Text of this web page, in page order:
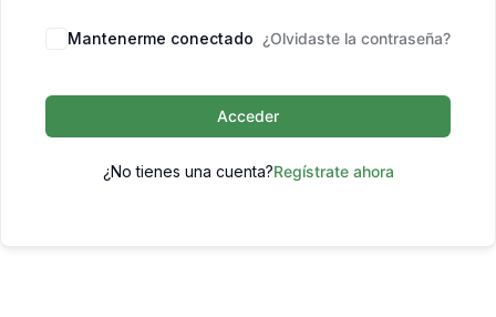
Mantenerme conectado ¿Olvidaste la contraseña?
Acceder
¿No tienes una cuenta?Regístrate ahora